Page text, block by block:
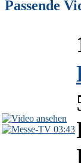
Passende
03:43